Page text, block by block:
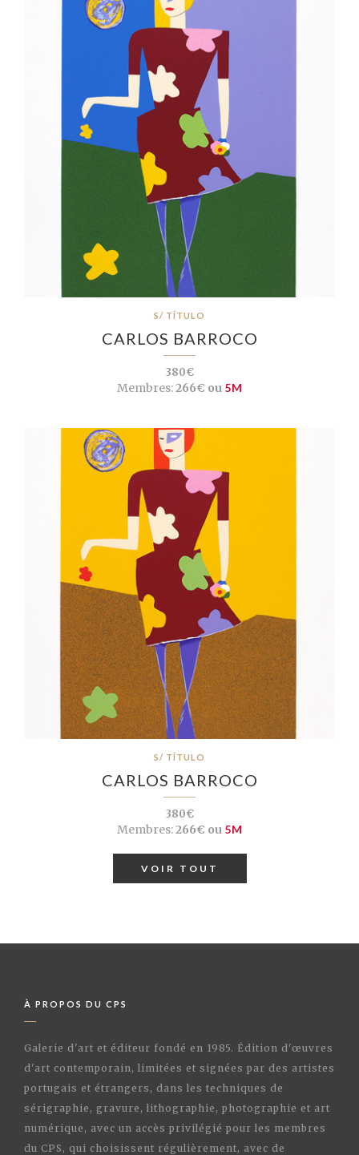
S/ TÍTULO
CARLOS BARROCO
380€
Membres:266€ ou 5M
S/ TÍTULO
CARLOS BARROCO
380€
Membres:266€ ou 5M
VOIR TOUT
À PROPOS DU CPS
Galerie d'art et éditeur fondé en 1985. Édition d'œuvres
d'art contemporain, limitées et signées par des artistes
portugais et étrangers, dans les techniques de
sérigraphie, gravure, lithographie, photographie et art
numérique, avec un accès privilégié pour les membres
du CPS, qui choisissent régulièrement, avec de